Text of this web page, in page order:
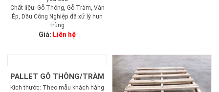
Chất liệu: Gỗ Thông, Gỗ Tràm, Ván
Ép, Dầu Công Nghiệp đã xử lý hun
trùng
Giá: Liên hệ
PALLET GỖ THÔNG/TRÀM
Kích thước: Theo mẫu khách hàng